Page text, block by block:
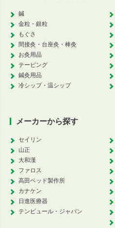
鍼
金粒・銀粒
もぐさ
間接灸・台座灸・棒灸
お灸用品
テーピング
鍼灸用品
冷シップ・温シップ
メーカーから探す
セイリン
山正
大和漢
ファロス
高田ベッド製作所
カナケン
日進医療器
テンピュール・ジャパン